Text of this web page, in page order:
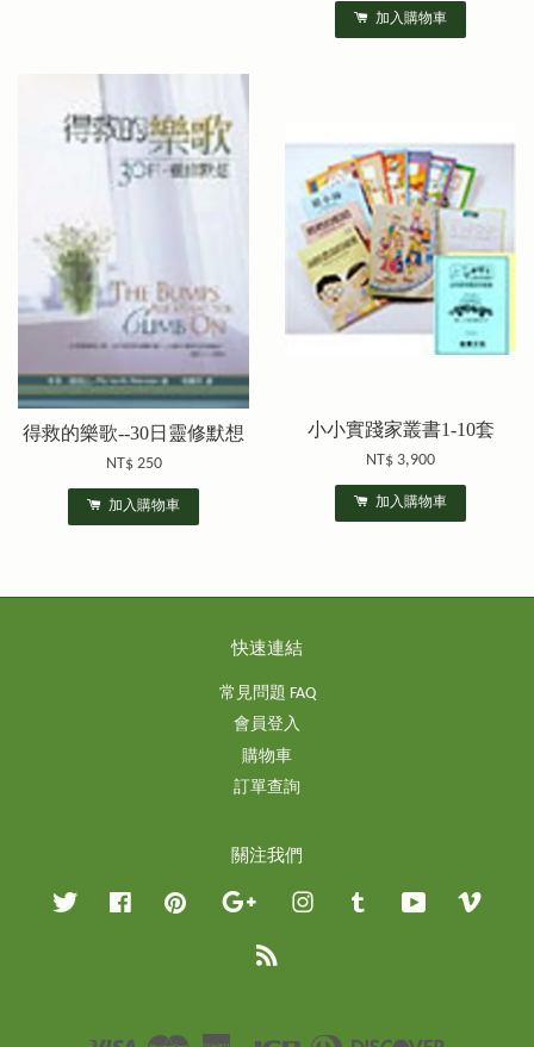
加入購物車
得救的樂歌--30日靈修默想
NT$ 250
加入購物車
小小實踐家叢書1-10套
NT$ 3,900
加入購物車
快速連結
常見問題 FAQ
會員登入
購物車
訂單查詢
關注我們
Twitter Facebook Pinterest Google InstagramTumblr YouTube
Visa Master American JCB Diners